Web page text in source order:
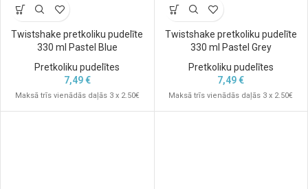
Twistshake pretkoliku pudelīte
330 ml Pastel Blue
Pretkoliku pudelītes
7,49€
Maksā trīs vienādās daļās 3 x 2.50€
Twistshake pretkoliku pudelīte
330 ml Pastel Grey
Pretkoliku pudelītes
7,49€
Maksā trīs vienādās daļās 3 x 2.50€